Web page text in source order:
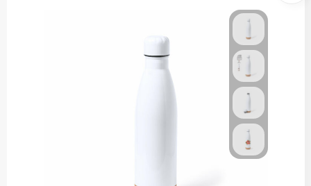
Documentmappen bedrukken